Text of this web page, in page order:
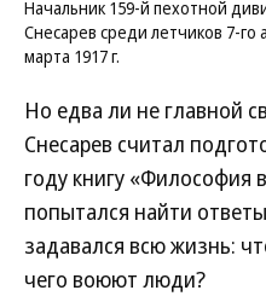
Начальник 159-й пехотной
Снесарев среди летчиков 7-го
марта 1917 г.
Но едва ли не главной
Снесарев считал
году книгу «Философия
попытался найти
задавался всю жизнь:
чего воюют люди?